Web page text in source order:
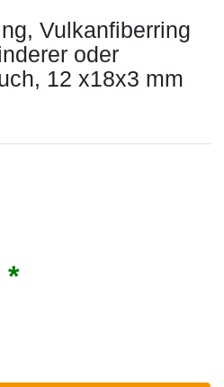
Vulkanfiberring
oder
12 x18x3 mm
*